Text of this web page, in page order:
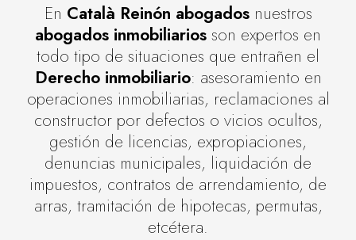
En Català Reinón abogadosnuestros
abogados inmobiliarios son expertos en
todo tipo de situaciones que entrañen el
Derecho inmobiliario: asesoramiento en
operaciones inmobiliarias, reclamaciones al
constructor por defectos o vicios ocultos,
gestión de licencias, expropiaciones,
denuncias municipales, liquidación de
impuestos, contratos de arrendamiento, de
arras, tramitación de hipotecas, permutas,
etcétera.